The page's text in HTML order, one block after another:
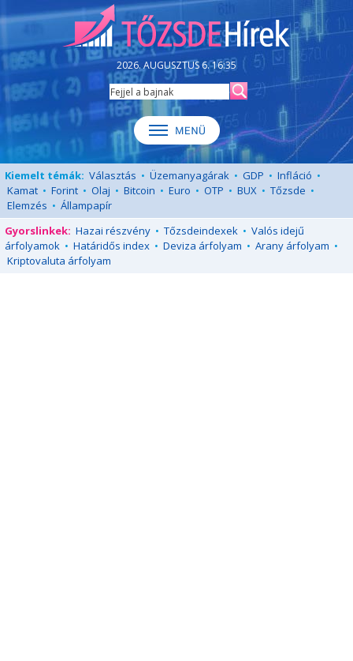
2026. AUGUSZTUS 6. 16:35
Kiemelt témák: Választás • Üzemanyagárak • GDP • Infláció •
Kamat • Forint • Olaj • Bitcoin • Euro • OTP • BUX • Tőzsde •
Elemzés • Állampapír
Gyorslinkek: Hazai részvény • Tőzsdeindexek • Valós idejű
árfolyamok • Határidős index • Deviza árfolyam • Arany árfolyam •
Kriptovaluta árfolyam